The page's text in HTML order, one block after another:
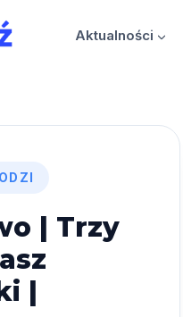
Aktualności
| Trzy
|